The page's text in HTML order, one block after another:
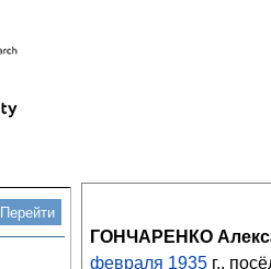
ГОНЧАРЕНКО
февраля 1935г.,